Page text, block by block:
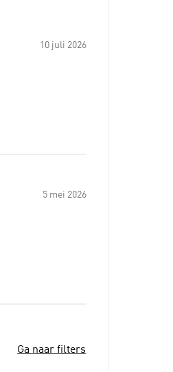
10 juli 2026
5 mei 2026
Ga naar filters